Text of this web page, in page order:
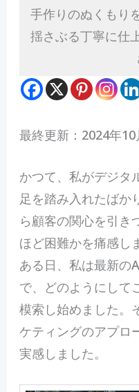
手作りのぬくもり
揺さぶる丁寧に仕
最終更新：2024年10
かつて、私がデジタ
足を踏み入れたばか
ら顧客の関心を引き
ほど困難かを痛感し
ある日、私は最新の
で、どのようにして
模索し始めました。
ケティングのアプロ
実感しました。